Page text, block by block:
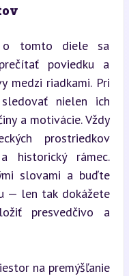
o tomto diele sa
poviedku a
medzi riadkami. Pri
nielen ich
a motivácie. Vždy
prostriedkov
historický rámec.
slovami a buďte
— len tak dokážete
presvedčivo a
na premýšľanie